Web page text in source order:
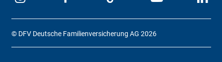
© DFV Deutsche Familienversicherung AG 2026